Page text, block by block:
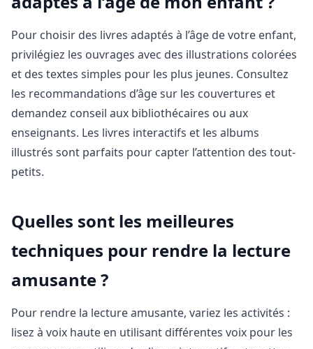
Pour choisir des livres adaptés à l’âge de votre enfant,
privilégiez les ouvrages avec des illustrations colorées
et des textes simples pour les plus jeunes. Consultez
les recommandations d’âge sur les couvertures et
demandez conseil aux bibliothécaires ou aux
enseignants. Les livres interactifs et les albums
illustrés sont parfaits pour capter l’attention des tout-
petits.
Quelles sont les meilleures
techniques pour rendre la lecture
amusante ?
Pour rendre la lecture amusante, variez les activités :
lisez à voix haute en utilisant différentes voix pour les